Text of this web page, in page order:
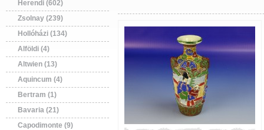
Herendi (602)
Zsolnay (239)
Hollóházi (134)
Alföldi (4)
Altwien (13)
Aquincum (4)
Bertram (1)
Bavaria (21)
Capodimonte (9)